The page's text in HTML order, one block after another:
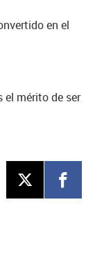
en el
el mérito de ser